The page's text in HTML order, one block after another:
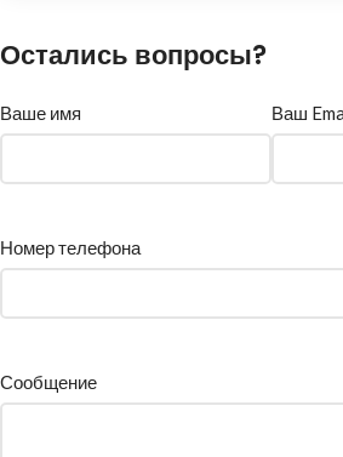
Остались вопросы?
Ваше имя Ваш
Номер телефона
Сообщение